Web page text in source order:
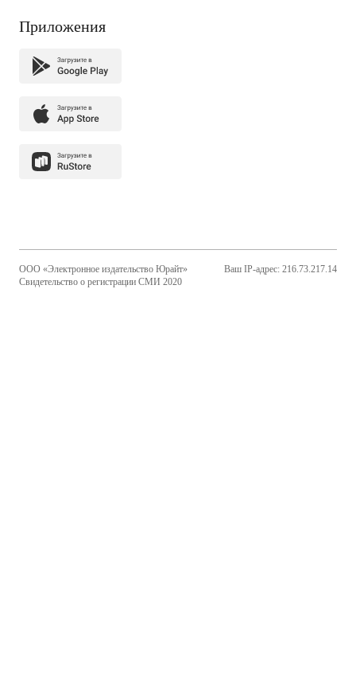
Приложения
ООО «Электронное издательство Юрайт»
Свидетельство о регистрации СМИ 2020
Ваш IP-адрес: 216.73.217.14